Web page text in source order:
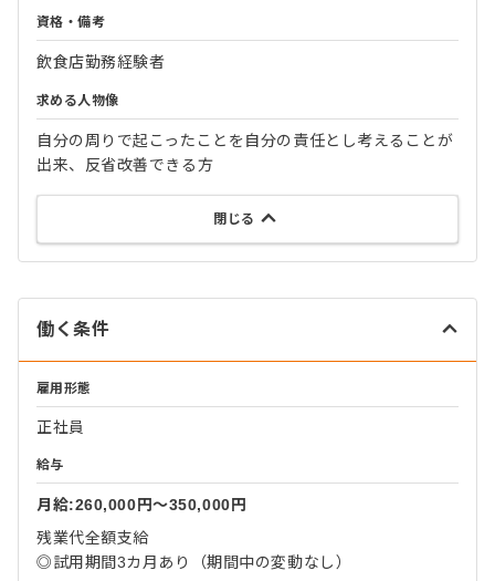
資格・備考
飲食店勤務経験者
求める人物像
自分の周りで起こったことを自分の責任とし考えることが
出来、反省改善できる方
閉じる
働く条件
雇用形態
正社員
給与
月給:260,000円〜350,000円
残業代全額支給
◎試用期間3カ月あり（期間中の変動なし）